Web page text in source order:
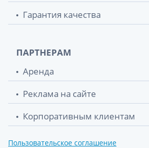
Гарантия качества
ПАРТНЕРАМ
Аренда
Реклама на сайте
Корпоративным клиентам
Пользовательское соглашение